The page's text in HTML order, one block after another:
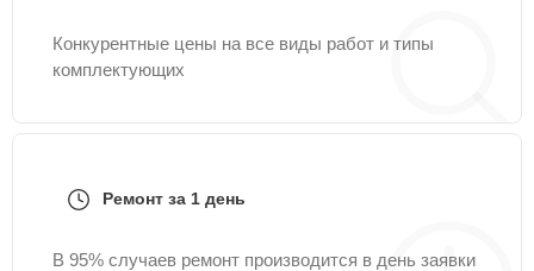
Конкурентные цены на все виды работ и типы
комплектующих
Ремонт за 1 день
В 95% случаев ремонт производится в день заявки